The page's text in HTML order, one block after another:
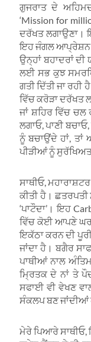
ਗੁਜਰਾਤ ਦੇ
‘Mission for
ਦਰੱਖਤ ਲਗਾਉਣਾ।
ਇਹ ਜੰਗਲ ਆਪ੍ਰੇਸ਼ਨ
ਉਨ੍ਹਾਂ ਬਹਾਦਰਾਂ ਦੀ
ਲਈ ਸਭ ਕੁਝ
ਗਤੀ ਦਿੱਤੀ ਜਾ ਰਹੀ
ਵਿੱਚ ਕਰੋੜਾ ਦਰੱਖਤ
ਜਾਂ ਸ਼ਹਿਰ ਵਿੱਚ ਚਲ
ਲਗਾਓ, ਪਾਣੀ
ਨੂੰ ਬਚਾਉਂਦੇ ਹਾਂ,
ਪੀੜੀਆਂ ਨੂੰ
ਸਾਥੀਓ,
ਕੀਤੀ ਹੈ।
‘ਪਾਟੌਦਾ’। ਇਹ
ਵਿੱਚ ਕੋਈ ਆਪਣੇ ਘਰ
ਇਕੱਠਾ ਕਰਨ ਦੀ
ਜਾਂਦਾ ਹੈ। ਬਗੈਰ
ਪਾਥੀਆਂ ਨਾਲ
ਮ੍ਰਿਤਕ ਦੇ ਨਾਂ ਤੇ
ਸਫਾਈ ਵੀ ਵੇਖਣ
ਸੰਕਲਪ ਬਣ ਜਾਂਦੀਆਂ
ਮੇਰੇ ਪਿਆਰੇ